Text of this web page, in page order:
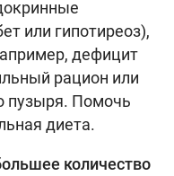
или гипотиреоз),
дефицит
рацион или
пузыря. Помочь
диета.
количество